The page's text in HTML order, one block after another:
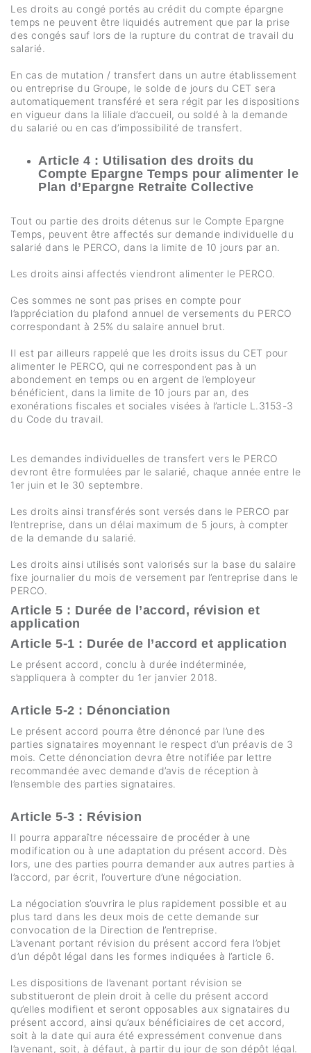
Les droits au congé portés au crédit du compte épargne
temps ne peuvent être liquidés autrement que par la prise
des congés sauf lors de la rupture du contrat de travail du
salarié.
En cas de mutation / transfert dans un autre établissement
ou entreprise du Groupe, le solde de jours du CET sera
automatiquement transféré et sera régit par les dispositions
en vigueur dans la liliale d’accueil, ou soldé à la demande
du salarié ou en cas d’impossibilité de transfert.
Article 4 : Utilisation des droits du
Compte Epargne Temps pour alimenter le
Plan d’Epargne Retraite Collective
Tout ou partie des droits détenus sur le Compte Epargne
Temps, peuvent être affectés sur demande individuelle du
salarié dans le PERCO, dans la limite de 10 jours par an.
Les droits ainsi affectés viendront alimenter le PERCO.
Ces sommes ne sont pas prises en compte pour
l’appréciation du plafond annuel de versements du PERCO
correspondant à 25% du salaire annuel brut.
Il est par ailleurs rappelé que les droits issus du CET pour
alimenter le PERCO, qui ne correspondent pas à un
abondement en temps ou en argent de l’employeur
bénéficient, dans la limite de 10 jours par an, des
exonérations fiscales et sociales visées à l’article L.3153-3
du Code du travail.
Les demandes individuelles de transfert vers le PERCO
devront être formulées par le salarié, chaque année entre le
1er juin et le 30 septembre.
Les droits ainsi transférés sont versés dans le PERCO par
l’entreprise, dans un délai maximum de 5 jours, à compter
de la demande du salarié.
Les droits ainsi utilisés sont valorisés sur la base du salaire
fixe journalier du mois de versement par l’entreprise dans le
PERCO.
Article 5 : Durée de l’accord, révision et
application
Article 5-1 : Durée de l’accord et application
Le présent accord, conclu à durée indéterminée,
s’appliquera à compter du 1er janvier 2018.
Article 5-2 : Dénonciation
Le présent accord pourra être dénoncé par l’une des
parties signataires moyennant le respect d’un préavis de 3
mois. Cette dénonciation devra être notifiée par lettre
recommandée avec demande d’avis de réception à
l’ensemble des parties signataires.
Article 5-3 : Révision
Il pourra apparaître nécessaire de procéder à une
modification ou à une adaptation du présent accord. Dès
lors, une des parties pourra demander aux autres parties à
l’accord, par écrit, l’ouverture d’une négociation.
La négociation s’ouvrira le plus rapidement possible et au
plus tard dans les deux mois de cette demande sur
convocation de la Direction de l’entreprise.
L’avenant portant révision du présent accord fera l’objet
d’un dépôt légal dans les formes indiquées à l’article 6.
Les dispositions de l’avenant portant révision se
substitueront de plein droit à celle du présent accord
qu’elles modifient et seront opposables aux signataires du
présent accord, ainsi qu’aux bénéficiaires de cet accord,
soit à la date qui aura été expressément convenue dans
l’avenant, soit, à défaut, à partir du jour de son dépôt légal.